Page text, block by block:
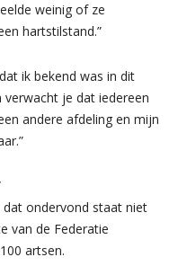
weinig of ze
hartstilstand.”
ik bekend was in dit
verwacht je dat iedereen
andere afdeling en mijn
ondervond staat niet
van de Federatie
artsen.